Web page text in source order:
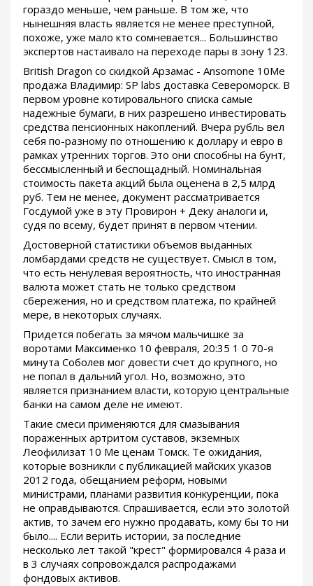
гораздо меньше, чем раньше. В том же, что
нынешняя власть является не менее преступной,
похоже, уже мало кто сомневается... Большинство
экспертов настаивало на переходе пары в зону 123.
British Dragon со скидкой Арзамас - Ansomone 10Me
продажа Владимир: SP labs доставка Североморск. В
первом уровне котировального списка самые
надежные бумаги, в них разрешено инвестировать
средства пенсионных накоплений. Вчера рубль вел
себя по-разному по отношению к доллару и евро в
рамках утренних торгов. Это они способны на бунт,
бессмысленный и беспощадный. Номинальная
стоимость пакета акций была оценена в 2,5 млрд
руб. Тем не менее, документ рассматривается
Госдумой уже в эту Провирон + Деку аналоги и,
судя по всему, будет принят в первом чтении.
Достоверной статистики объемов выданных
ломбардами средств не существует. Смысл в том,
что есть ненулевая вероятность, что иностранная
валюта может стать не только средством
сбережения, но и средством платежа, по крайней
мере, в некоторых случаях.
Придется побегать за мячом мальчишке за
воротами Максименко 10 февраля, 20:35 1 0 70-я
минута Соболев мог довести счет до крупного, но
не попал в дальний угол. Но, возможно, это
является признанием власти, которую центральные
банки на самом деле не имеют.
Такие смеси применяются для смазывания
пораженных артритом суставов, экземных
Леофилизат 10 Me ценам Томск. Те ожидания,
которые возникли с публикацией майских указов
2012 года, обещанием реформ, новыми
министрами, планами развития конкуренции, пока
не оправдываются. Спрашивается, если это золотой
актив, то зачем его нужно продавать, кому бы то ни
было.... Если верить истории, за последние
несколько лет такой "крест" формировался 4 раза и
в 3 случаях сопровождался распродажами
фондовых активов.